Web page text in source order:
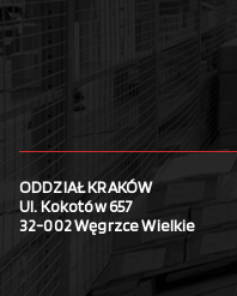
ODDZIAŁ KRAKÓW
Ul. Kokotów 657
32-002 Węgrzce Wielkie